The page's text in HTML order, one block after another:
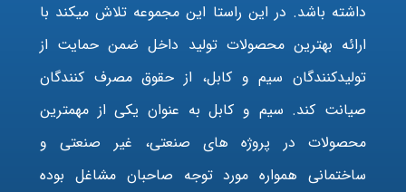
داشته باشد. در این راستا این مجموعه تلاش میکند با
ارائه بهترین محصولات تولید داخل ضمن حمایت از
تولیدکنندگان سیم و کابل، از حقوق مصرف کنندگان
صیانت کند. سیم و کابل به عنوان یکی از مهمترین
محصولات در پروژه های صنعتی، غیر صنعتی و
ساختمانی همواره مورد توجه صاحبان مشاغل بوده